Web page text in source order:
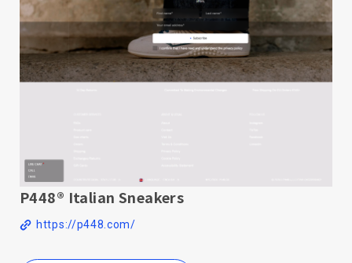
P448® Italian Sneakers
https://p448.com/